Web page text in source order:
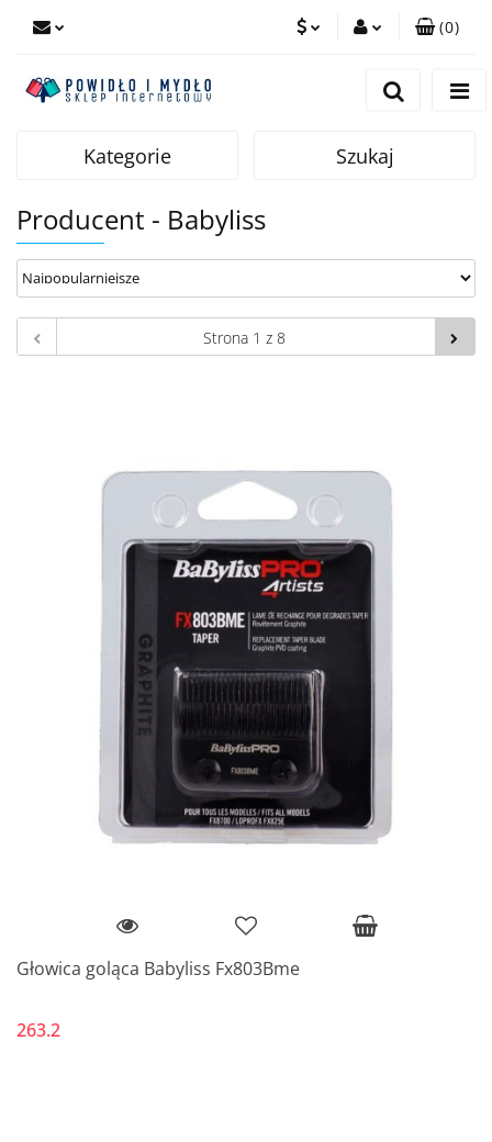
Dodaj zgłoszenie
(0)
Kategorie Szukaj
Producent - Babyliss
Głowica goląca Babyliss Fx803Bme
263.2